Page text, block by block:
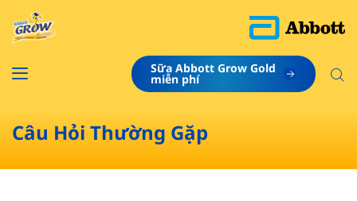
Sữa Abbott Grow Gold
​miễn phí
Câu Hỏi Thường Gặp